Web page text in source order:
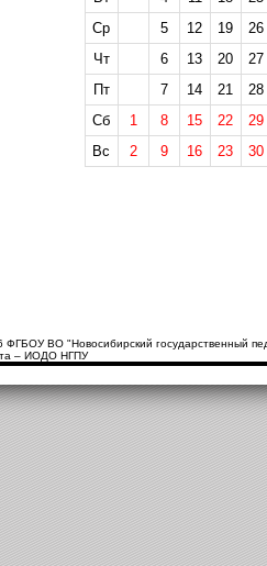
Ср
5 12 19
26
Чт
6 13 20
27
Пт
7 14 21
28
Сб
1 8 15 22
29
Вс
2 9 16 23 30
ФГБОУ ВО "Новосибирский государственный
– ИОДО НГПУ